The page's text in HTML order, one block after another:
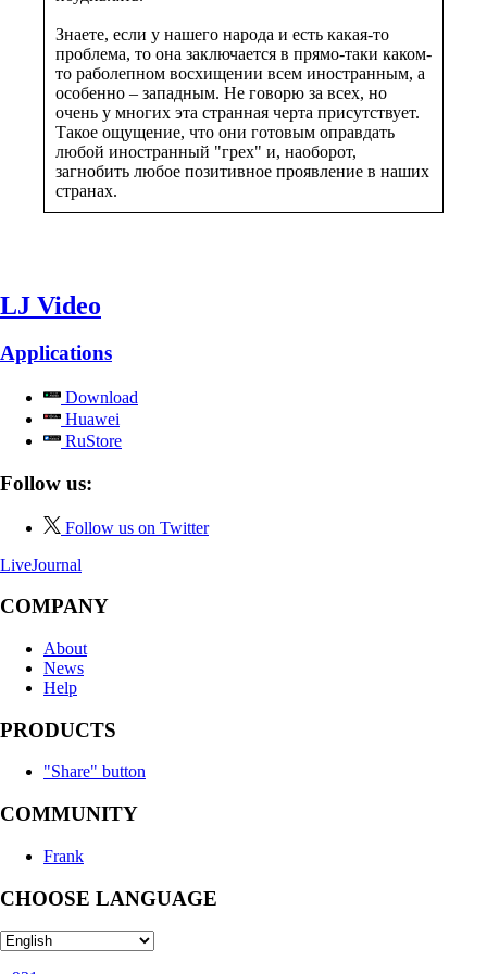
Знаете, если у нашего народа и есть какая-то
проблема, то она заключается в прямо-таки каком-
то раболепном восхищении всем иностранным, а
особенно – западным. Не говорю за всех, но
очень у многих эта странная черта присутствует.
Такое ощущение, что они готовым оправдать
любой иностранный "грех" и, наоборот,
загнобить любое позитивное проявление в наших
странах.
LJ Video
Applications
Download
Huawei
RuStore
Follow us:
Follow us on Twitter
LiveJournal
COMPANY
About
News
Help
PRODUCTS
"Share" button
COMMUNITY
Frank
CHOOSE LANGUAGE